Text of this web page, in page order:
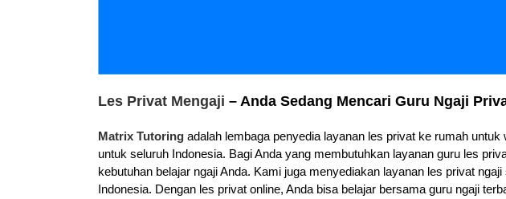
Les Privat Mengaji – Anda Sedang Mencari Guru Ngaji
Matrix Tutoringadalah lembaga penyedia layanan les privat ke rumah
untuk seluruh Indonesia. Bagi Anda yang membutuhkan layanan guru les
kebutuhan belajar ngaji Anda. Kami juga menyediakan layanan les privat
Indonesia. Dengan les privat online, Anda bisa belajar bersama guru ngaji